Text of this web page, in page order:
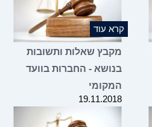
קרא עוד
מקבץ שאלות ותשובות
בנושא - החברות בוועד
המקומי
19.11.2018